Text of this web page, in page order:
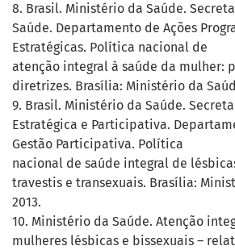
8. Brasil. Ministério da Saúde.
Saúde. Departamento de Ações
Estratégicas. Política nacional de
atenção integral à saúde da mulher:
diretrizes. Brasília: Ministério da
9. Brasil. Ministério da Saúde.
Estratégica e Participativa.
Gestão Participativa. Política
nacional de saúde integral de
travestis e transexuais. Brasília:
2013.
10. Ministério da Saúde. Atenção
mulheres lésbicas e bissexuais –